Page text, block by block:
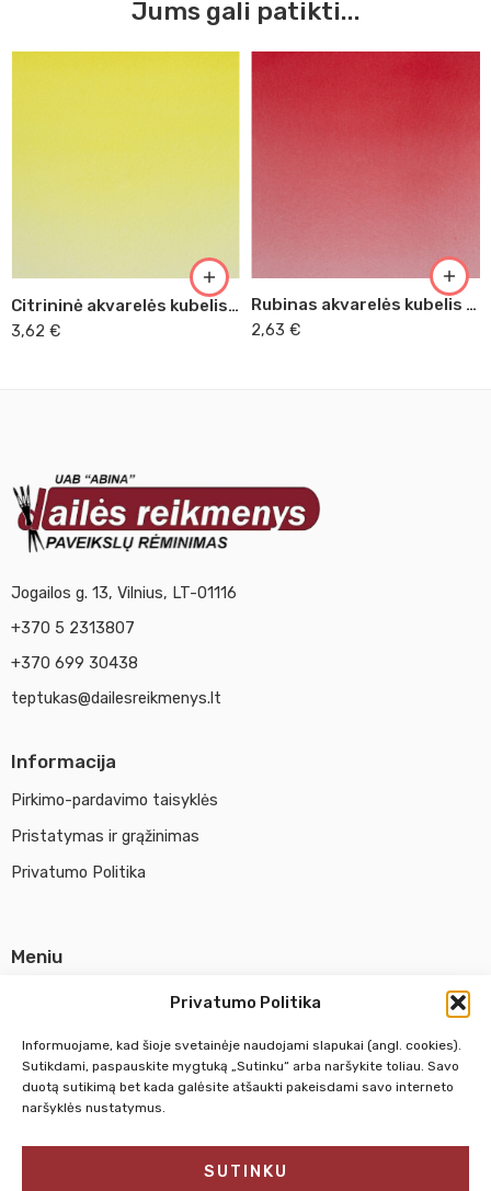
Privatumo Politika
Informuojame, kad šioje svetainėje naudojami slapukai (angl. cookies).
Sutikdami, paspauskite mygtuką „Sutinku“ arba naršykite toliau. Savo
duotą sutikimą bet kada galėsite atšaukti pakeisdami savo interneto
naršyklės nustatymus.
SUTINKU
Jums gali patikti...
Citrininė akvarelės kubelis (214)
3,62 €
Rubinas akvarelės kubelis (323)
2,63 €
Jogailos g. 13, Vilnius, LT-01116
+370 5 2313807
+370 699 30438
teptukas@dailesreikmenys.lt
Informacija
Pirkimo-pardavimo taisyklės
Pristatymas ir grąžinimas
Privatumo Politika
Meniu
Susisiekti su mumis